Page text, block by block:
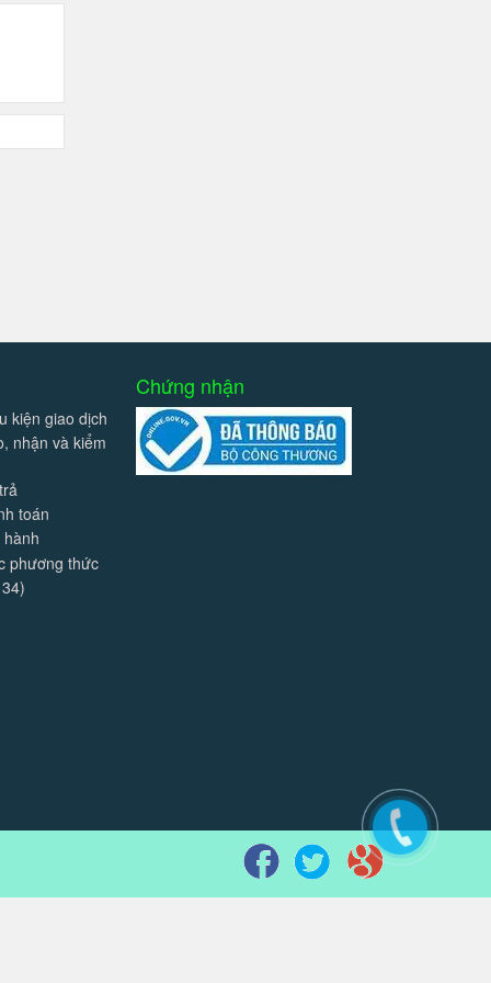
kiện giao dịch
nhận và kiểm
toán
phương thức
Chứng nhận